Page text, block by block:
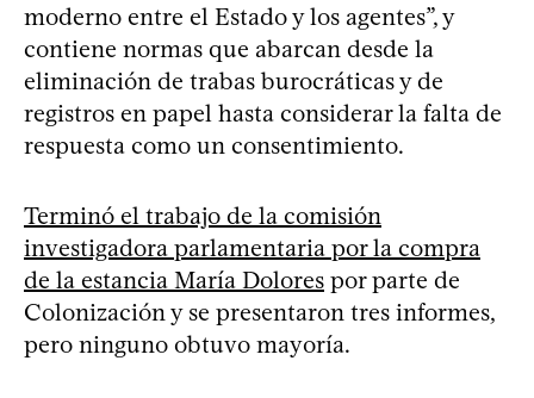
moderno entre el Estado y los agentes”, y
contiene normas que abarcan desde la
eliminación de trabas burocráticas y de
registros en papel hasta considerar la falta de
respuesta como un consentimiento.
Terminó el trabajo de la comisión
investigadora parlamentaria por la compra
de la estancia María Dolores por parte de
Colonización y se presentaron tres informes,
pero ninguno obtuvo mayoría.